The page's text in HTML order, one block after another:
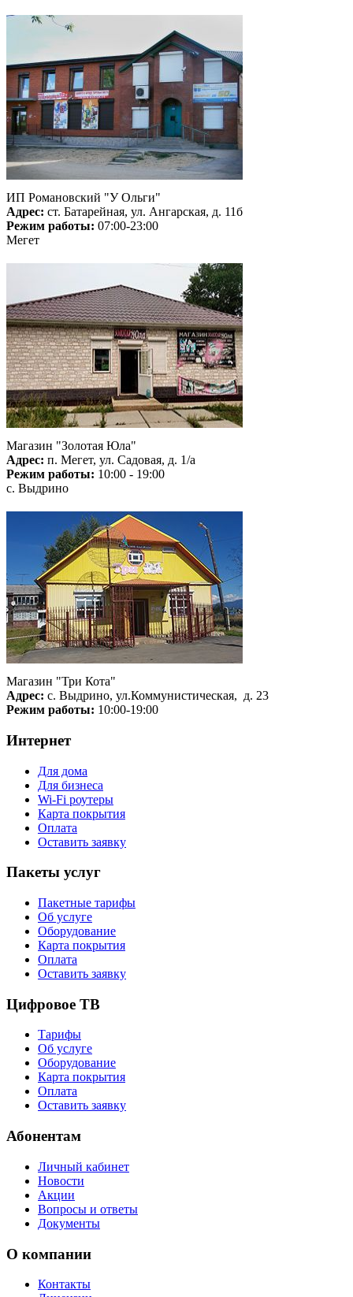
ИП Романовский "У Ольги"
Адрес: ст. Батарейная, ул. Ангарская, д. 11б
Режим работы: 07:00-23:00
Мегет
Магазин "Золотая Юла"
Адрес: п. Мегет, ул. Садовая, д. 1/а
Режим работы: 10:00 - 19:00
с. Выдрино
Магазин "Три Кота"
Адрес: с. Выдрино, ул.Коммунистическая, д. 23
Режим работы: 10:00-19:00
Интернет
Для дома
Для бизнеса
Wi-Fi роутеры
Карта покрытия
Оплата
Оставить заявку
Пакеты услуг
Пакетные тарифы
Об услуге
Оборудование
Карта покрытия
Оплата
Оставить заявку
Цифровое ТВ
Тарифы
Об услуге
Оборудование
Карта покрытия
Оплата
Оставить заявку
Абонентам
Личный кабинет
Новости
Акции
Вопросы и ответы
Документы
О компании
Контакты